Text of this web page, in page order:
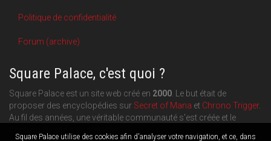
Square Palace utilise des cookies afin d'analyser votre navigation, et ce, dans
Politique de confidentialité
Forum (archive)
Square Palace, c'est quoi ?
Square Palace est un site web créé en 2000 . Le but était de
proposer des encyclopédies sur Secret of Mana et Chrono Trigger.
Au fil des années, une véritable communauté s'est créée et le